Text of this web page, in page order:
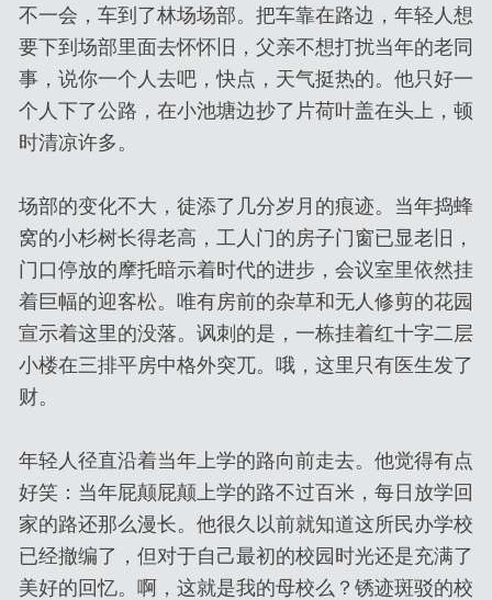
不一会，车到了林场场部。把车靠在路边，年轻人想
要下到场部里面去怀怀旧，父亲不想打扰当年的老同
事，说你一个人去吧，快点，天气挺热的。他只好一
个人下了公路，在小池塘边抄了片荷叶盖在头上，顿
时清凉许多。
场部的变化不大，徒添了几分岁月的痕迹。当年捣蜂
窝的小杉树长得老高，工人门的房子门窗已显老旧，
门口停放的摩托暗示着时代的进步，会议室里依然挂
着巨幅的迎客松。唯有房前的杂草和无人修剪的花园
宣示着这里的没落。讽刺的是，一栋挂着红十字二层
小楼在三排平房中格外突兀。哦，这里只有医生发了
财。
年轻人径直沿着当年上学的路向前走去。他觉得有点
好笑：当年屁颠屁颠上学的路不过百米，每日放学回
家的路还那么漫长。他很久以前就知道这所民办学校
已经撤编了，但对于自己最初的校园时光还是充满了
美好的回忆。啊，这就是我的母校么？锈迹斑驳的校